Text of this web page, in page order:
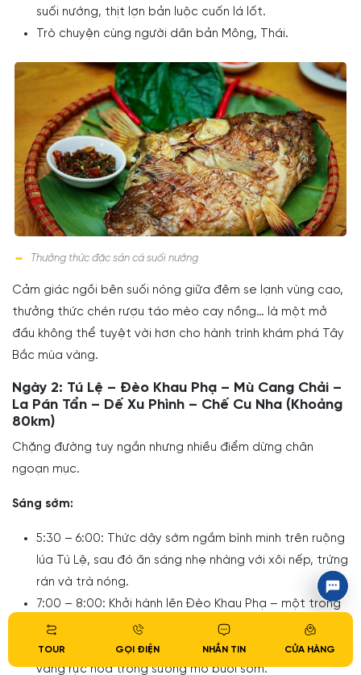
suối nướng, thịt lợn bản luộc cuốn lá lốt.
Trò chuyện cùng người dân bản Mông, Thái.
Thưởng thức đặc sản cá suối nướng
Cảm giác ngồi bên suối nóng giữa đêm se lạnh vùng cao,
thưởng thức chén rượu táo mèo cay nồng… là một mở
đầu không thể tuyệt vời hơn cho hành trình khám phá Tây
Bắc mùa vàng.
Ngày 2: Tú Lệ – Đèo Khau Phạ – Mù Cang Chải –
La Pán Tẩn – Dế Xu Phình – Chế Cu Nha (Khoảng
80km)
Chặng đường tuy ngắn nhưng nhiều điểm dừng chân
ngoạn mục.
Sáng sớm:
5:30 – 6:00: Thức dậy sớm ngắm bình minh trên ruộng
lúa Tú Lệ, sau đó ăn sáng nhẹ nhàng với xôi nếp, trứng
rán và trà nóng.
7:00 – 8:00: Khởi hành lên Đèo Khau Phạ – một trong
“Tứ đại đỉnh đèo” hùng vĩ nhất Việt Nam. Từ trên đỉnh,
toàn bộ thung lũng Tú Lệ mở ra trước mắt, lúa chín
vàng rực hòa trong sương mờ buổi sớm.
TOUR GỌI ĐIỆN NHẮN TIN CỬA HÀNG